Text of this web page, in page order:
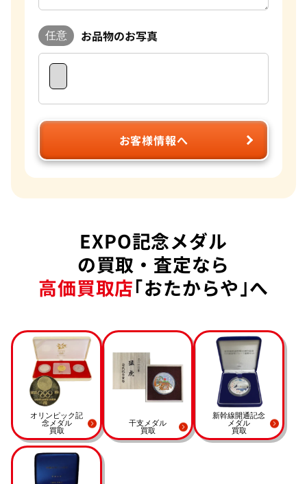
任意 お品物のお写真
お客様情報へ
EXPO記念メダル
の買取・査定なら
高価買取店｢おたからや｣へ
オリンピック記
念メダル
買取
干支メダル
買取
新幹線開通記念
メダル
買取